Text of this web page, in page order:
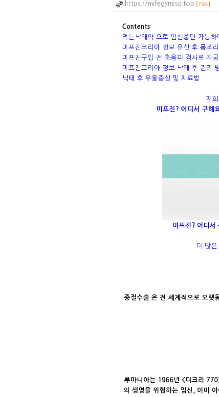
https://mifegymiso.top [784]
Contents
먹는낙태약 으로 임신중단 가능하
미프진코리아 정보 유산 후 몸조리
미프진구입 전 초음파 검사로 자
미프진코리아 정보 낙태 후 관리
낙태 후 우울증상 및 치료법
저
미프진? 어디서 구해
미프진? 어디서
더 많
중절수술 은 전 세계적으로 오랫
루마니아는 1966년 <디크리
의 생명을 위협하는 임신, 이미